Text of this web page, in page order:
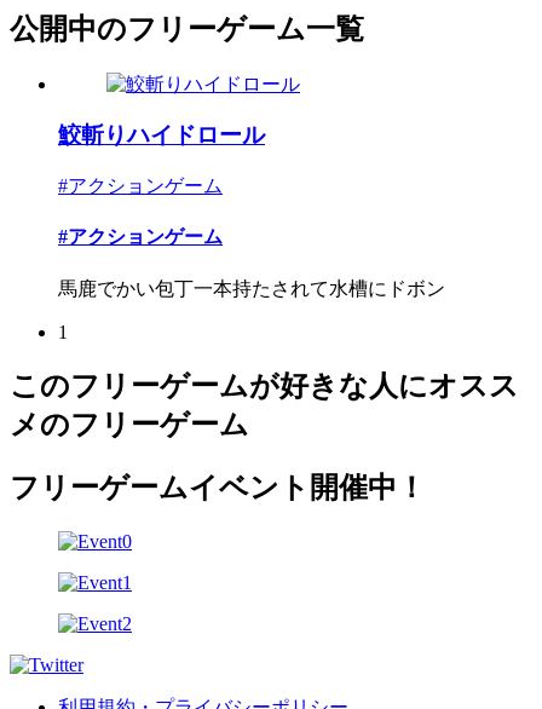
公開中のフリーゲーム一覧
鮫斬りハイドロール
#アクションゲーム
#アクションゲーム
馬鹿でかい包丁一本持たされて水槽にドボン
1
このフリーゲームが好きな人にオスス
メのフリーゲーム
フリーゲームイベント開催中！